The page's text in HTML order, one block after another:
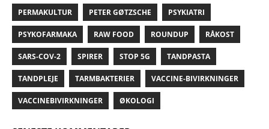
PERMAKULTUR PETER GØTZSCHE PSYKIATRI
PSYKOFARMAKA RAW FOOD ROUNDUP RÅKOST
SARS-COV-2 SPIRER STOP 5G TANDPASTA
TANDPLEJE TARMBAKTERIER VACCINE-BIVIRKNINGER
VACCINEBIVIRKNINGER ØKOLOGI